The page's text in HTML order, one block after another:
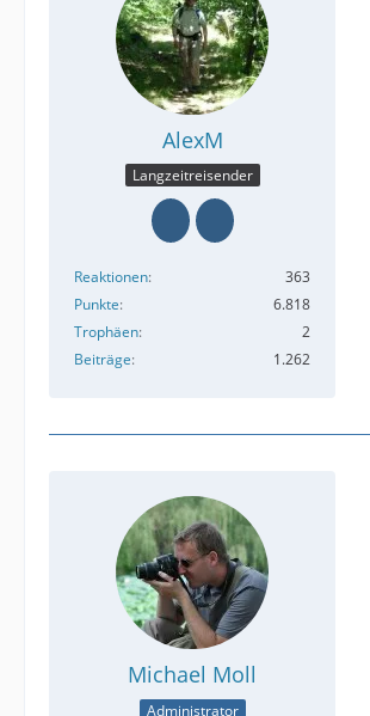
AlexM
Langzeitreisender
Reaktionen
363
Punkte
6.818
Trophäen
2
Beiträge
1.262
Michael Moll
Administrator